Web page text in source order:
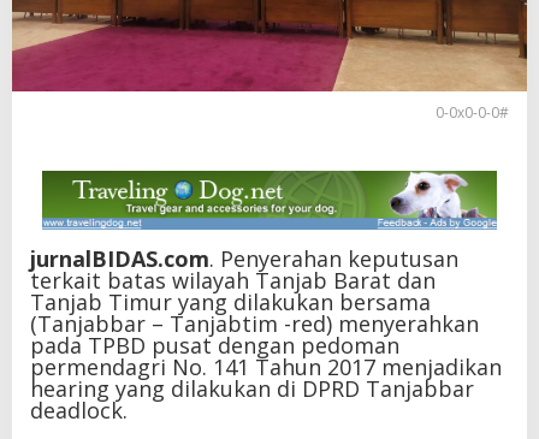
0-0x0-0-0#
jurnalBIDAS.com. Penyerahan keputusan
terkait batas wilayah Tanjab Barat dan
Tanjab Timur yang dilakukan bersama
(Tanjabbar – Tanjabtim -red) menyerahkan
pada TPBD pusat dengan pedoman
permendagri No. 141 Tahun 2017 menjadikan
hearing yang dilakukan di DPRD Tanjabbar
deadlock.